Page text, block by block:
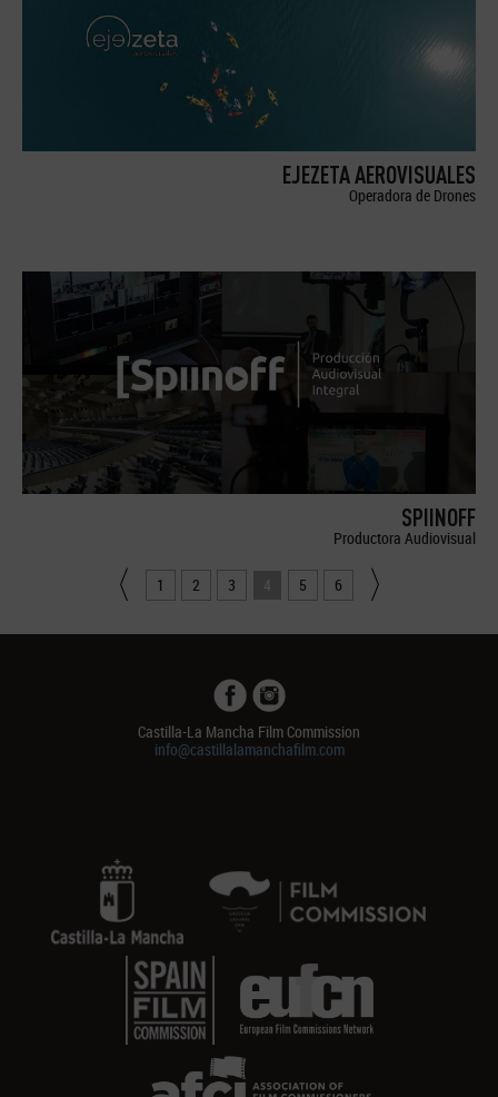
EJEZETA AEROVISUALES
Operadora de Drones
SPIINOFF
Productora Audiovisual
1 2 3 4 5 6
Castilla-La Mancha Film Commission
info@castillalamanchafilm.com